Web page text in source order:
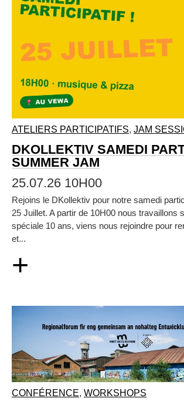
ATELIERS PARTICIPATIFS, JAM
DKOLLEKTIV SAMEDI
SUMMER JAM
25.07.26 10H00
Rejoins le DKollektiv pour notre samedi
25 Juillet. A partir de 10H00 nous travaillons
spéciale 10 ans, viens nous rejoindre pour
et...
+
CONFÉRENCE, WORKSHOPS